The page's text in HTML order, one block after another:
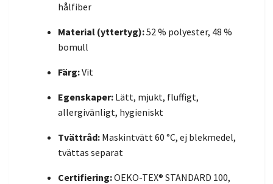
hålfiber
Material (yttertyg):52 % polyester, 48 %
bomull
Färg:Vit
Egenskaper: Lätt, mjukt, fluffigt,
allergivänligt, hygieniskt
Tvättråd: Maskintvätt 60 °C, ej blekmedel,
tvättas separat
Certifiering:OEKO-TEX® STANDARD 100,